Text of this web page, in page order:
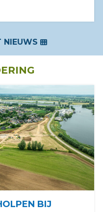
GEOPEND BIJ
NIEUWS
BIJ